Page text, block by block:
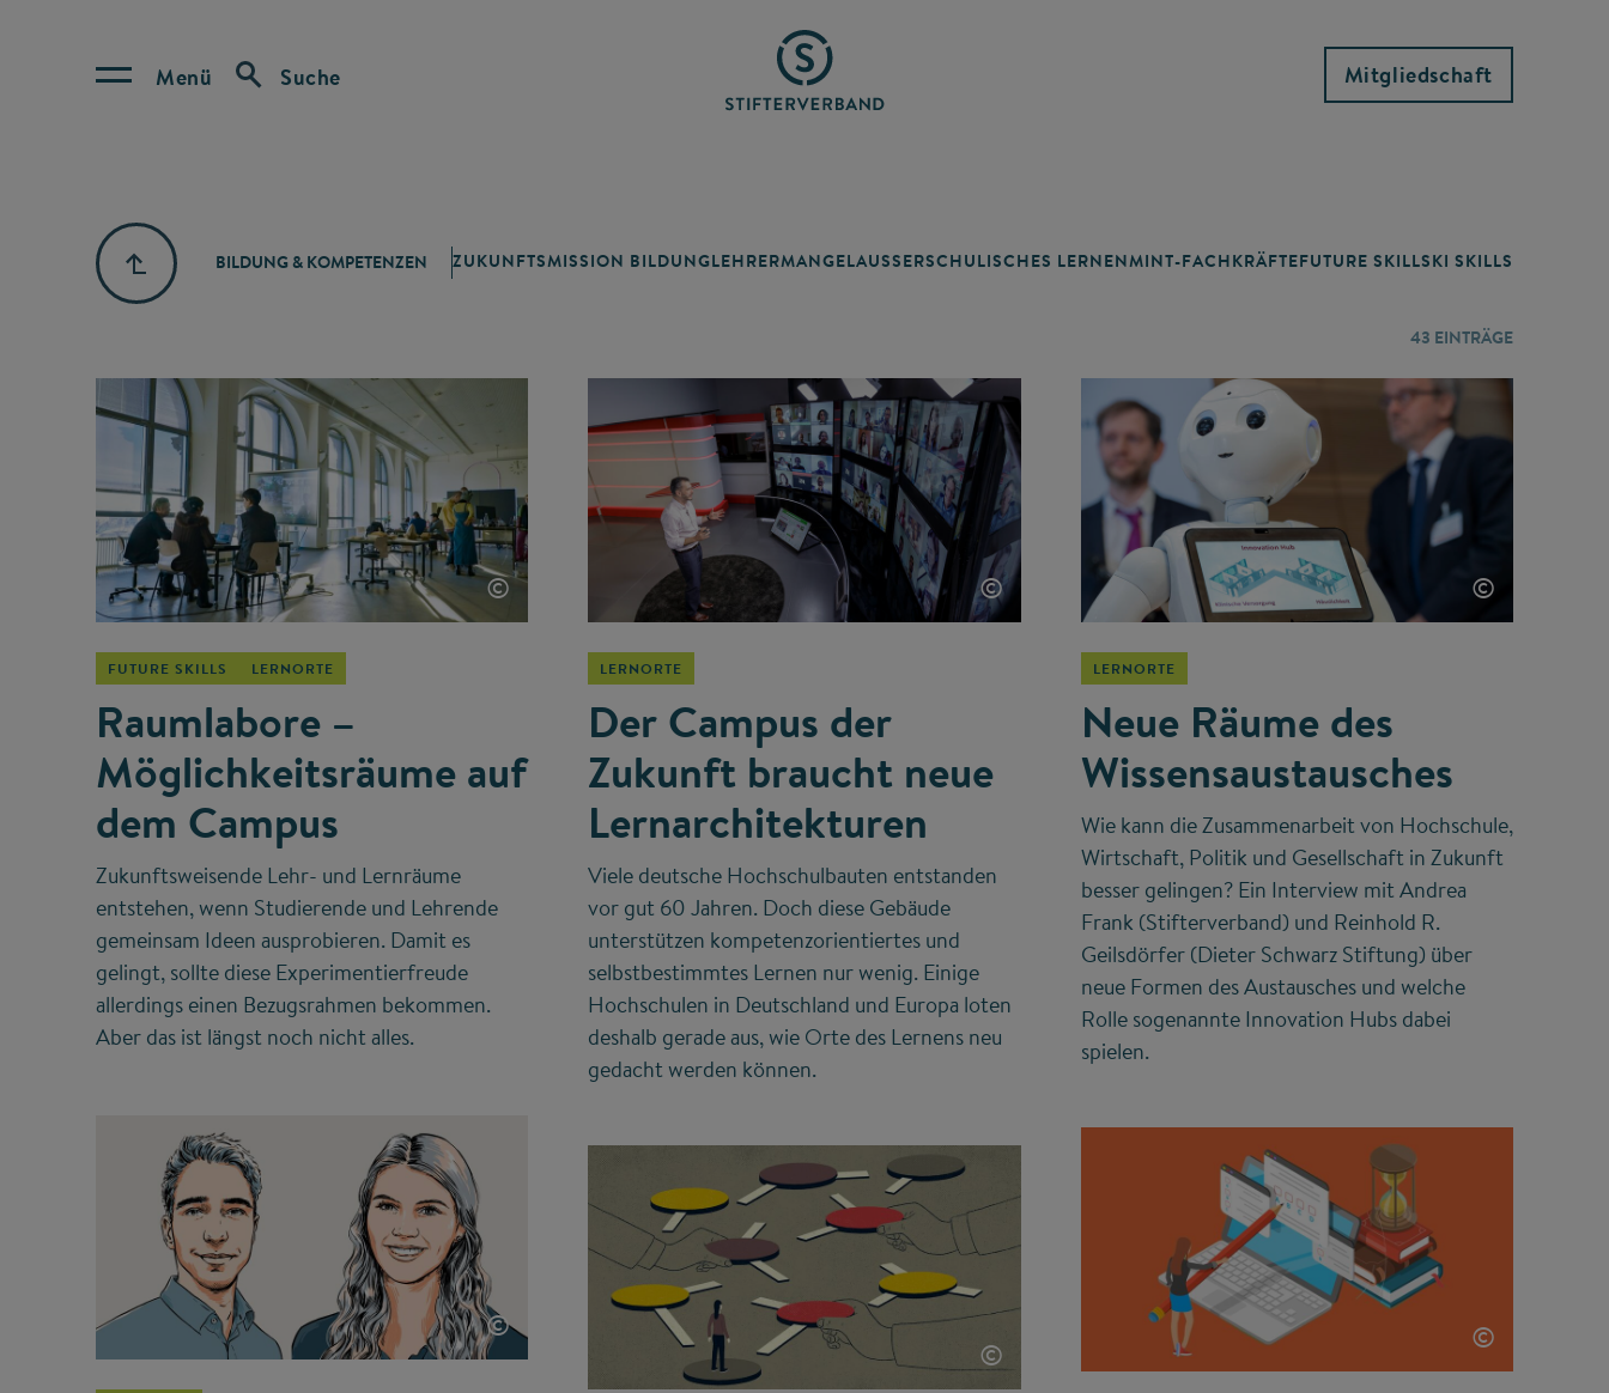
Menü Suche Mitgliedschaft
BILDUNG & KOMPETENZEN ZUKUNFTSMISSION BILDUNGLEHRERMANGELAUSSERSCHULISCHES LERNEN MINT-FACHKRÄFTEFUTURE SKILLSKI SKILLS
43 EINTRÄGE
©
FUTURE SKILLS LERNORTE
Raumlabore –
Möglichkeitsräume auf
dem Campus
Zukunftsweisende Lehr- und Lernräume
entstehen, wenn Studierende und Lehrende
gemeinsam Ideen ausprobieren. Damit es
gelingt, sollte diese Experimentierfreude
allerdings einen Bezugsrahmen bekommen.
Aber das ist längst noch nicht alles.
©
LERNORTE
Der Campus der
Zukunft braucht neue
Lernarchitekturen
Viele deutsche Hochschulbauten entstanden
vor gut 60 Jahren. Doch diese Gebäude
unterstützen kompetenzorientiertes und
selbstbestimmtes Lernen nur wenig. Einige
Hochschulen in Deutschland und Europa loten
deshalb gerade aus, wie Orte des Lernens neu
gedacht werden können.
©
LERNORTE
Neue Räume des
Wissensaustausches
Wie kann die Zusammenarbeit von Hochschule,
Wirtschaft, Politik und Gesellschaft in Zukunft
besser gelingen? Ein Interview mit Andrea
Frank (Stifterverband) und Reinhold R.
Geilsdörfer (Dieter Schwarz Stiftung) über
neue Formen des Austausches und welche
Rolle sogenannte Innovation Hubs dabei
spielen.
©
© ©